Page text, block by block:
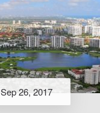
Sep 26, 2017